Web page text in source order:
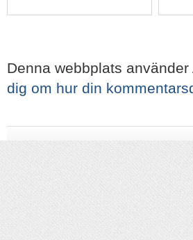
Denna webbplats
dig om hur din